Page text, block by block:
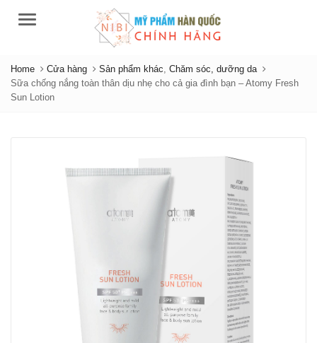
Menu
Home Cửa hàng Sản phẩm khác, Chăm sóc, dưỡng da
Sữa chống nắng toàn thân dịu nhẹ cho cả gia đình bạn – Atomy Fresh
Sun Lotion